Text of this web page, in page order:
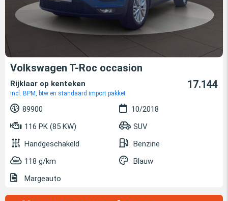
Volkswagen T-Roc occasion
Rijklaar op kenteken
incl. BPM, btw en standaard import pakket
17.144
89900
10/2018
116 PK (85 KW)
SUV
Handgeschakeld
Benzine
118 g/km
Blauw
Margeauto